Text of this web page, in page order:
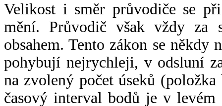
Velikost i směr průvodiče se
mění. Průvodič však vždy za
obsahem. Tento zákon se někdy
pohybují nejrychleji, v odsluní
na zvolený počet úseků
časový interval bodů je v